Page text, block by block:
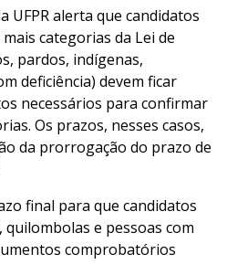
UFPR alerta que candidatos
categorias da Lei de
pardos, indígenas,
deficiência) devem ficar
necessários para confirmar
Os prazos, nesses casos,
da prorrogação do prazo de
final para que candidatos
e pessoas com
comprobatórios